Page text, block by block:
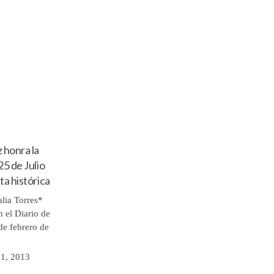
honra la
de Julio
histórica
Torres*
el Diario de
febrero de
2013